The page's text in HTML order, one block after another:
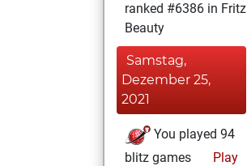
ranked #6386 in Fritz
Beauty
Samstag,
Dezember 25,
2021
You played 94
blitz games
Play